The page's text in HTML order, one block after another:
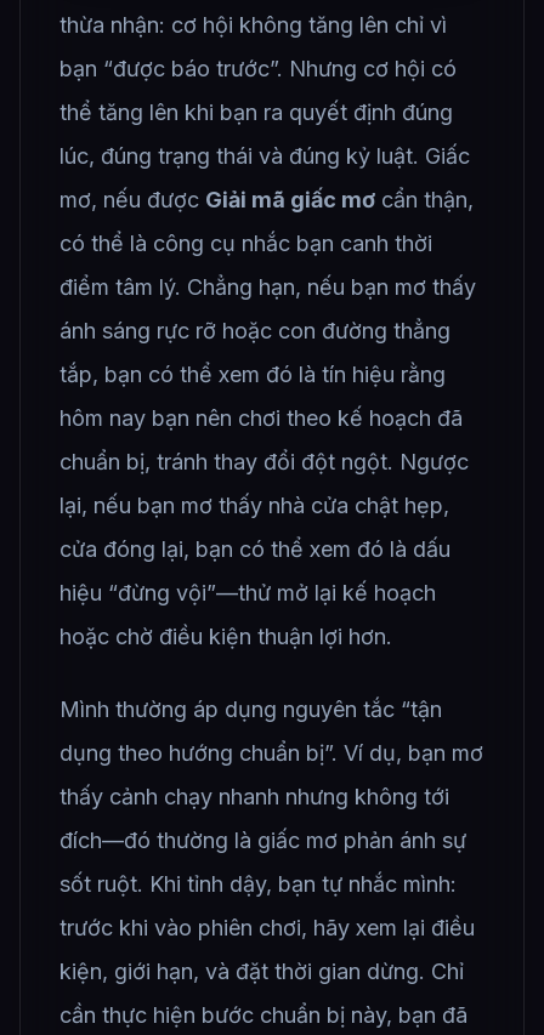
thừa nhận: cơ hội không tăng lên chỉ vì
bạn “được báo trước”. Nhưng cơ hội có
thể tăng lên khi bạn ra quyết định đúng
lúc, đúng trạng thái và đúng kỷ luật. Giấc
mơ, nếu được Giải mã giấc mơ cẩn thận,
có thể là công cụ nhắc bạn canh thời
điểm tâm lý. Chẳng hạn, nếu bạn mơ thấy
ánh sáng rực rỡ hoặc con đường thẳng
tắp, bạn có thể xem đó là tín hiệu rằng
hôm nay bạn nên chơi theo kế hoạch đã
chuẩn bị, tránh thay đổi đột ngột. Ngược
lại, nếu bạn mơ thấy nhà cửa chật hẹp,
cửa đóng lại, bạn có thể xem đó là dấu
hiệu “đừng vội”—thử mở lại kế hoạch
hoặc chờ điều kiện thuận lợi hơn.
Mình thường áp dụng nguyên tắc “tận
dụng theo hướng chuẩn bị”. Ví dụ, bạn mơ
thấy cảnh chạy nhanh nhưng không tới
đích—đó thường là giấc mơ phản ánh sự
sốt ruột. Khi tỉnh dậy, bạn tự nhắc mình:
trước khi vào phiên chơi, hãy xem lại điều
kiện, giới hạn, và đặt thời gian dừng. Chỉ
cần thực hiện bước chuẩn bị này, bạn đã